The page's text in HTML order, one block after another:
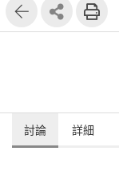
討論 詳細